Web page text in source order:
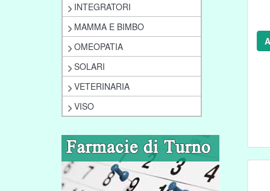
INTEGRATORI
MAMMA E BIMBO
OMEOPATIA
SOLARI
VETERINARIA
VISO